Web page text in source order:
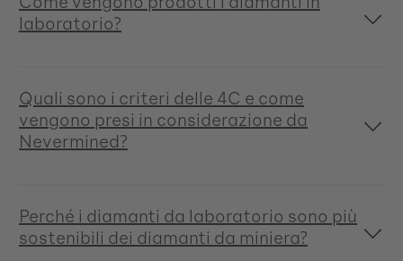
laboratorio?
Quali sono i criteri delle 4C e come
vengono presi in considerazione da
Nevermined?
Perché i diamanti da laboratorio sono più
sostenibili dei diamanti da miniera?